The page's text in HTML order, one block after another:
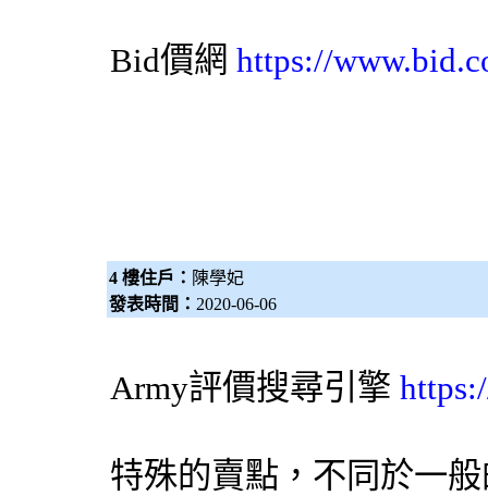
Bid價網 https://
4 樓住戶： 陳學妃
發表時間： 2020-06-06
Army評價搜尋引擎
特殊的賣點，不同於一